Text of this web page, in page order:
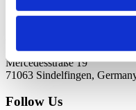
Mercedesstraße 19
71063 Sindelfingen,
Follow Us